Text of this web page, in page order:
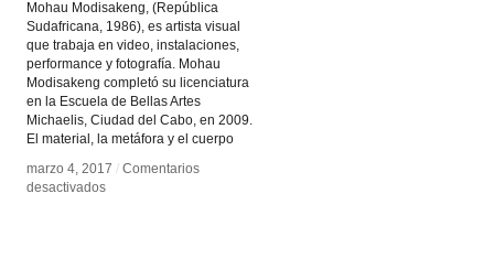
Mohau Modisakeng, (República
Sudafricana, 1986), es artista visual
que trabaja en video, instalaciones,
performance y fotografía. Mohau
Modisakeng completó su licenciatura
en la Escuela de Bellas Artes
Michaelis, Ciudad del Cabo, en 2009.
El material, la metáfora y el cuerpo
marzo 4, 2017 / Comentarios
desactivadosen
marzo 4, 2017 / Comentarios
desactivadosen